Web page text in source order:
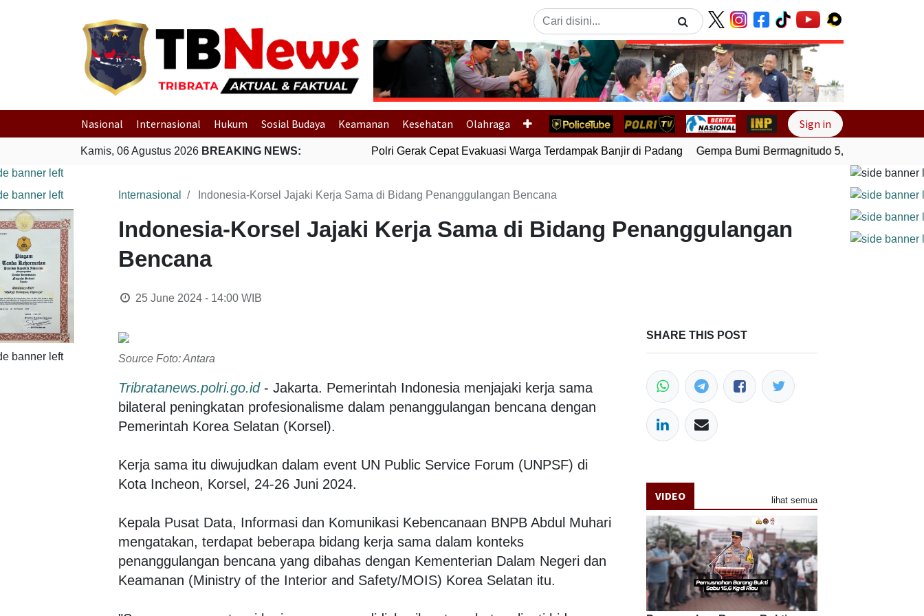
Previous Next
Nasional Internasional Hukum Sosial Budaya Keamanan Kesehatan Olahraga Sign in
Kamis, 06 Agustus 2026 BREAKING NEWS: Polri Gerak Cepat Evakuasi Warga Terdampak Banjir di Padang Gempa Bumi Bermagnitudo 5,1 Kembali
Internasional Indonesia-Korsel Jajaki Kerja Sama di Bidang Penanggulangan Bencana
Indonesia-Korsel Jajaki Kerja Sama di Bidang Penanggulangan
Bencana
25 June 2024 - 14:00WIB
Source Foto: Antara
Tribratanews.polri.go.id- Jakarta. Pemerintah Indonesia menjajaki kerja sama
bilateral peningkatan profesionalisme dalam penanggulangan bencana dengan
Pemerintah Korea Selatan (Korsel).
Kerja sama itu diwujudkan dalam event UN Public Service Forum (UNPSF) di
Kota Incheon, Korsel, 24-26 Juni 2024.
Kepala Pusat Data, Informasi dan Komunikasi Kebencanaan BNPB Abdul Muhari
mengatakan, terdapat beberapa bidang kerja sama dalam konteks
penanggulangan bencana yang dibahas dengan Kementerian Dalam Negeri dan
Keamanan (Ministry of the Interior and Safety/MOIS) Korea Selatan itu.
SHARE THIS POST
VIDEO lihat semua